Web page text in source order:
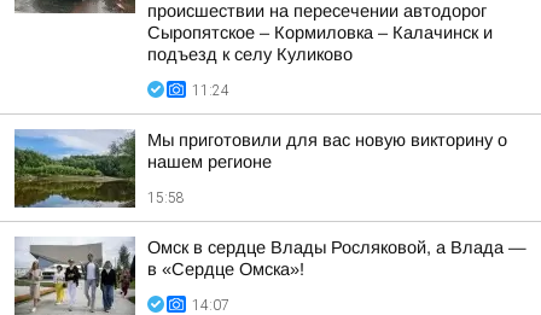
происшествии на пересечении автодорог
Сыропятское – Кормиловка – Калачинск и
подъезд к селу Куликово
11:24
Мы приготовили для вас новую викторину о
нашем регионе
15:58
Омск в сердце Влады Росляковой, а Влада —
в «Сердце Омска»!
14:07